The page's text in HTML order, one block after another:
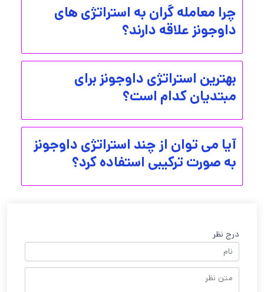
چرا معامله گران به استراتژی های
داوجونز علاقه دارند؟
بهترین استراتژی داوجونز برای
مبتدیان کدام است؟
آیا می توان از چند استراتژی داوجونز
به صورت ترکیبی استفاده کرد؟
درج نظر